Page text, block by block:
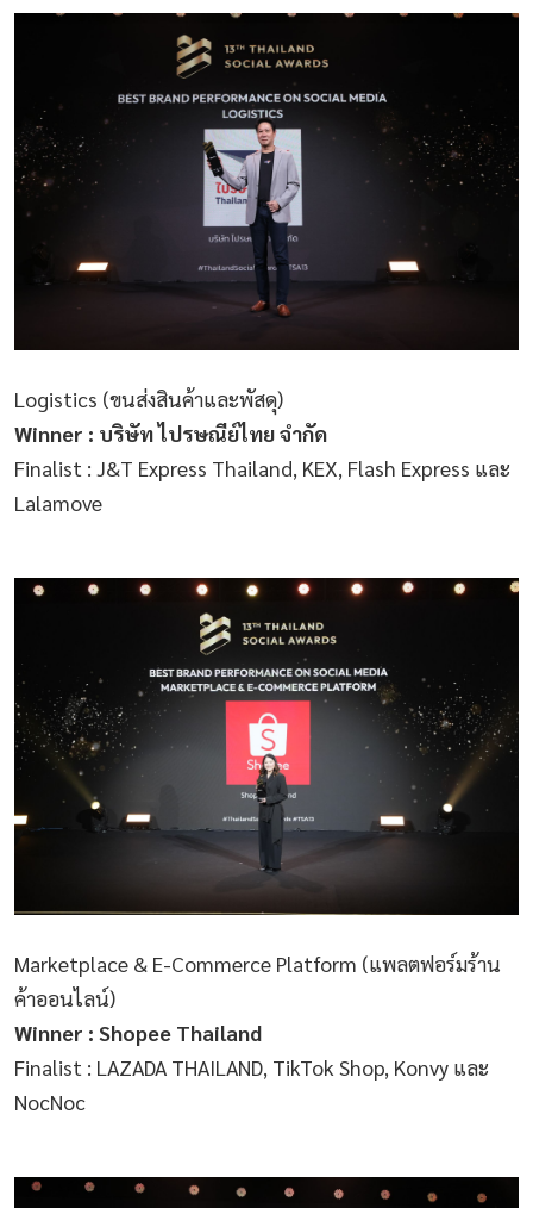
Logistics (ขนส่งสินค้าและพัสดุ)
Winner : บริษัท ไปรษณีย์ไทย จำกัด
Finalist : J&T Express Thailand, KEX, Flash Express และ
Lalamove
Marketplace & E-Commerce Platform (แพลตฟอร์มร้าน
ค้าออนไลน์)
Winner : Shopee Thailand
Finalist : LAZADA THAILAND, TikTok Shop, Konvy และ
NocNoc